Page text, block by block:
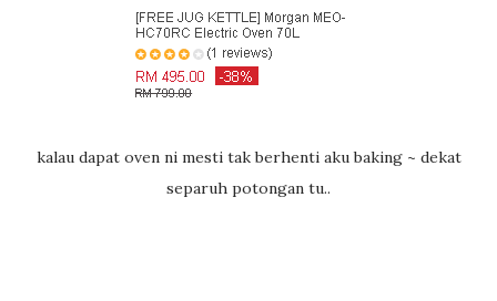
kalau dapat oven ni mesti tak berhenti aku baking ~ dekat
separuh potongan tu..